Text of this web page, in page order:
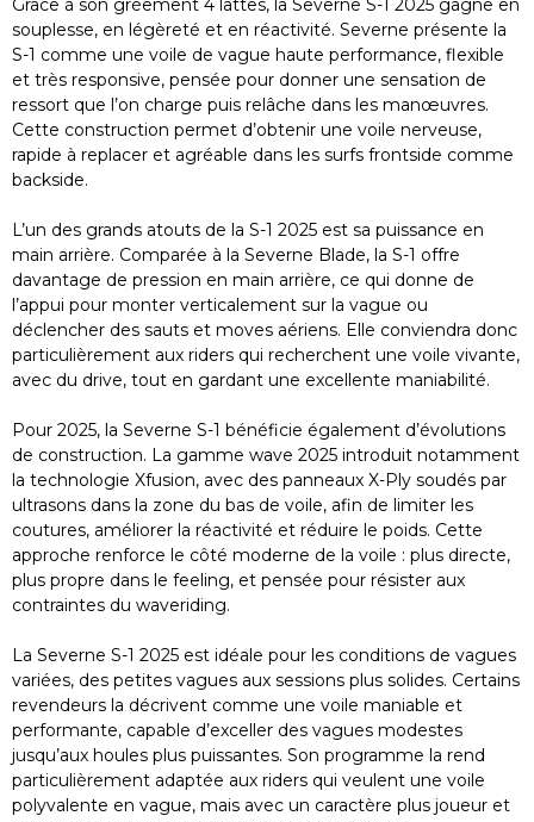
Grâce à son gréement 4 lattes, la Severne S-1 2025 gagne en
souplesse, en légèreté et en réactivité. Severne présente la
S-1 comme une voile de vague haute performance, flexible
et très responsive, pensée pour donner une sensation de
ressort que l’on charge puis relâche dans les manœuvres.
Cette construction permet d’obtenir une voile nerveuse,
rapide à replacer et agréable dans les surfs frontside comme
backside.
L’un des grands atouts de la S-1 2025 est sa puissance en
main arrière. Comparée à la Severne Blade, la S-1 offre
davantage de pression en main arrière, ce qui donne de
l’appui pour monter verticalement sur la vague ou
déclencher des sauts et moves aériens. Elle conviendra donc
particulièrement aux riders qui recherchent une voile vivante,
avec du drive, tout en gardant une excellente maniabilité.
Pour 2025, la Severne S-1 bénéficie également d’évolutions
de construction. La gamme wave 2025 introduit notamment
la technologie Xfusion, avec des panneaux X-Ply soudés par
ultrasons dans la zone du bas de voile, afin de limiter les
coutures, améliorer la réactivité et réduire le poids. Cette
approche renforce le côté moderne de la voile : plus directe,
plus propre dans le feeling, et pensée pour résister aux
contraintes du waveriding.
La Severne S-1 2025 est idéale pour les conditions de vagues
variées, des petites vagues aux sessions plus solides. Certains
revendeurs la décrivent comme une voile maniable et
performante, capable d’exceller des vagues modestes
jusqu’aux houles plus puissantes. Son programme la rend
particulièrement adaptée aux riders qui veulent une voile
polyvalente en vague, mais avec un caractère plus joueur et